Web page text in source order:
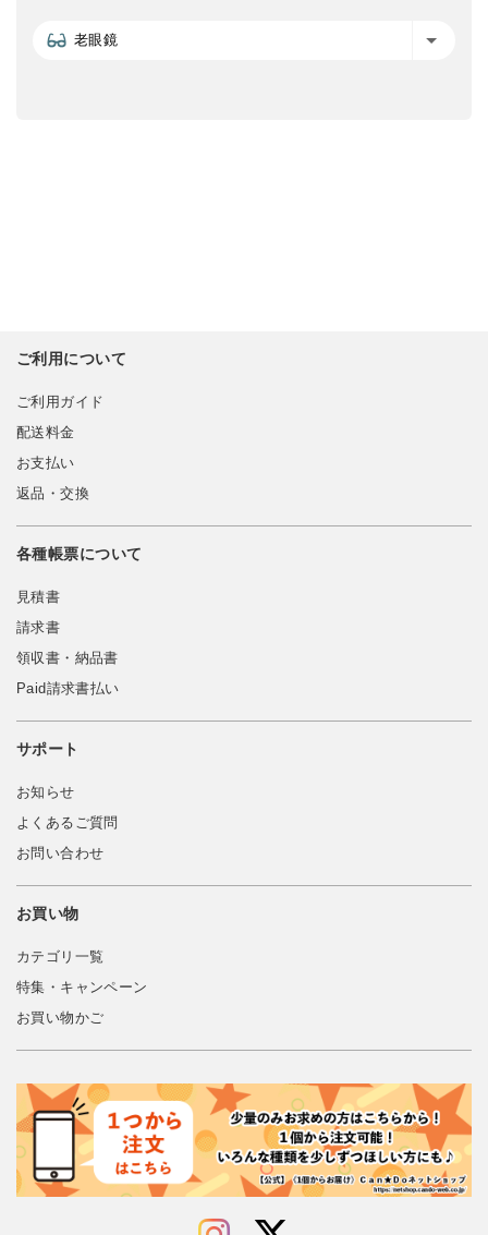
老眼鏡
ご利用について
ご利用ガイド
配送料金
お支払い
返品・交換
各種帳票について
見積書
請求書
領収書・納品書
Paid請求書払い
サポート
お知らせ
よくあるご質問
お問い合わせ
お買い物
カテゴリ一覧
特集・キャンペーン
お買い物かご